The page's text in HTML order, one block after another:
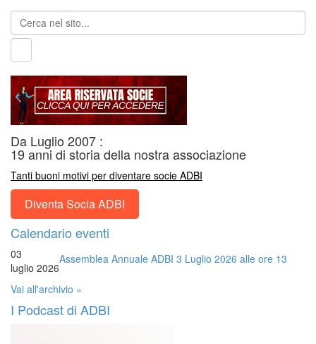
Da Luglio 2007 :
19 anni di storia della nostra associazione
Tanti buoni motivi per diventare socie ADBI
Diventa Socia ADBI
Calendario eventi
03
luglio 2026
Assemblea Annuale ADBI 3 Luglio 2026 alle ore 13
Vai all'archivio »
I Podcast di ADBI